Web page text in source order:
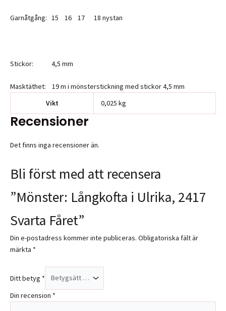
Garnåtgång: 15 16 17 18 nystan
Stickor: 4,5 mm
Masktäthet: 19 m i mönsterstickning med stickor 4,5 mm
Vikt
0,025 kg
Recensioner
Det finns inga recensioner än.
Bli först med att recensera
”Mönster: Långkofta i Ulrika, 2417
Svarta Fåret”
Din e-postadress kommer inte publiceras. Obligatoriska fält är
märkta *
Ditt betyg *
Din recension *